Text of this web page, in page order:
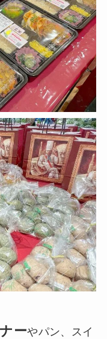
ーやパン、スイ